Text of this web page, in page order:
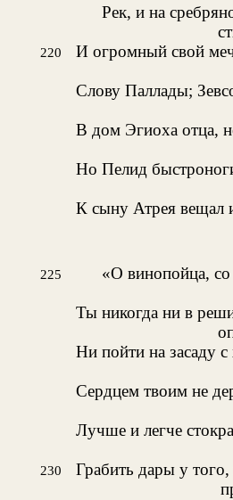
Рек, и на
220
И огромный свой
Слову Паллады;
В дом Эгиоха отца,
Но Пелид
К сыну Атрея вещал
225
«О винопойца,
Ты никогда ни в
Ни пойти на засаду
Сердцем твоим не
Лучше и легче
230
Грабить дары у того,